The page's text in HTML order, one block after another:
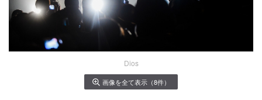
Dios
画像を全て表示（8件）